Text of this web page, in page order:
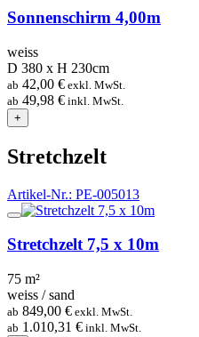
Sonnenschirm 4,00m
weiss
D 380 x H 230cm
ab 42,00 € exkl. MwSt.
ab 49,98 € inkl. MwSt.
+
Stretchzelt
Artikel-Nr.: PE-005013
Stretchzelt 7,5 x 10m
75 m²
weiss / sand
ab 849,00 € exkl. MwSt.
ab 1.010,31 € inkl. MwSt.